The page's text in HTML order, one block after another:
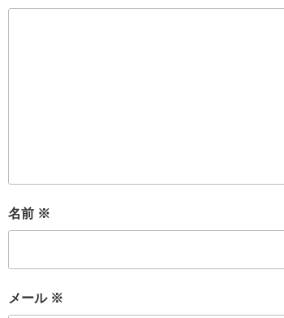
名前 ※
メール ※